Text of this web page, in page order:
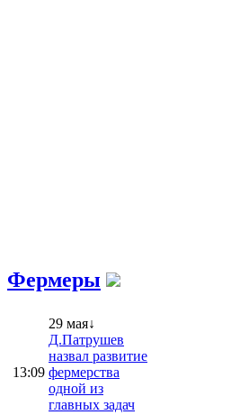
Фермеры
13:09
29 мая↓
Д.Патрушев
назвал развитие
фермерства
одной из
главных задач